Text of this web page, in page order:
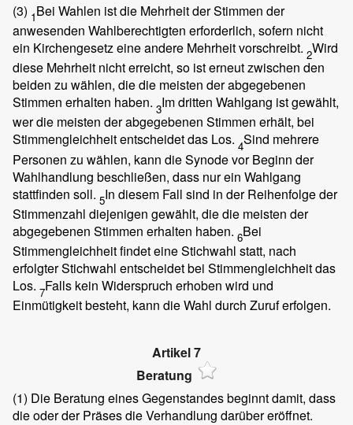
(3) 1Bei Wahlen ist die Mehrheit der Stimmen der
anwesenden Wahlberechtigten erforderlich, sofern nicht
ein Kirchengesetz eine andere Mehrheit vorschreibt. 2Wird
diese Mehrheit nicht erreicht, so ist erneut zwischen den
beiden zu wählen, die die meisten der abgegebenen
Stimmen erhalten haben. 3Im dritten Wahlgang ist gewählt,
wer die meisten der abgegebenen Stimmen erhält, bei
Stimmengleichheit entscheidet das Los. 4Sind mehrere
Personen zu wählen, kann die Synode vor Beginn der
Wahlhandlung beschließen, dass nur ein Wahlgang
stattfinden soll. 5In diesem Fall sind in der Reihenfolge der
Stimmenzahl diejenigen gewählt, die die meisten der
abgegebenen Stimmen erhalten haben. 6Bei
Stimmengleichheit findet eine Stichwahl statt, nach
erfolgter Stichwahl entscheidet bei Stimmengleichheit das
Los. 7Falls kein Widerspruch erhoben wird und
Einmütigkeit besteht, kann die Wahl durch Zuruf erfolgen.
Artikel 7
Beratung
(1) Die Beratung eines Gegenstandes beginnt damit, dass
die oder der Präses die Verhandlung darüber eröffnet.